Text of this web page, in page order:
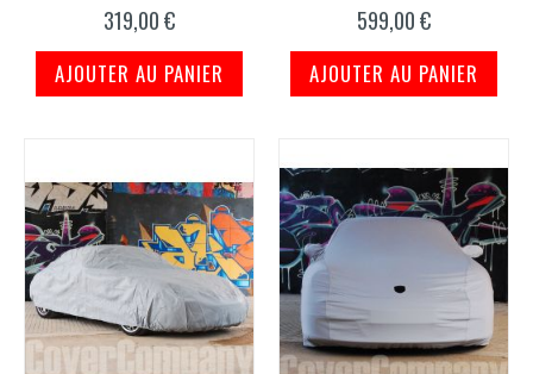
319,00 €
AJOUTER AU PANIER
599,00 €
AJOUTER AU PANIER